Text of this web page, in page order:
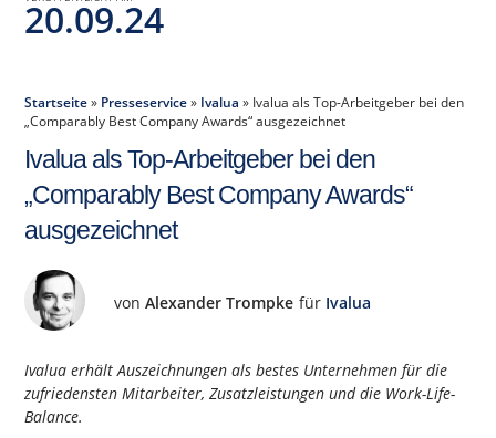
20.09.24
Startseite» Presseservice» Ivalua » Ivalua als Top-Arbeitgeber bei den
„Comparably Best Company Awards“ ausgezeichnet
Ivalua als Top-Arbeitgeber bei den
„Comparably Best Company Awards“
ausgezeichnet
vonAlexander Trompke für Ivalua
Ivalua erhält Auszeichnungen als bestes Unternehmen für die
zufriedensten Mitarbeiter, Zusatzleistungen und die Work-Life-
Balance.